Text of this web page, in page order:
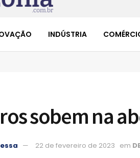
INDÚSTRIA
sobem na
22 de fevereiro de 2023 em